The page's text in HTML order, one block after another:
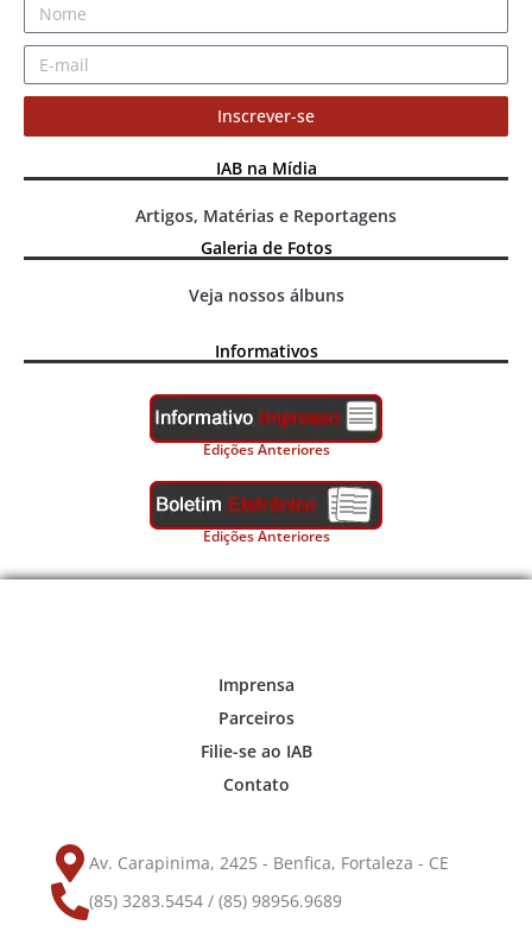
Inscrever-se
IAB na Mídia
Artigos, Matérias e Reportagens
Galeria de Fotos
Veja nossos álbuns
Informativos
Edições Anteriores
Edições Anteriores
Imprensa
Parceiros
Filie-se ao IAB
Contato
Av. Carapinima, 2425 - Benfica, Fortaleza - CE
(85) 3283.5454 / (85) 98956.9689